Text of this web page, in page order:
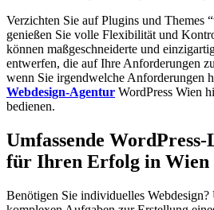
Verzichten Sie auf Plugins und Themes
genießen Sie volle Flexibilität und
können maßgeschneiderte und
entwerfen, die auf Ihre Anforderungen
wenn Sie irgendwelche Anforderungen
Webdesign-Agentur WordPress Wien
bedienen.
Umfassende WordPress-
für Ihren Erfolg in Wien
Benötigen Sie individuelles Webdesign?